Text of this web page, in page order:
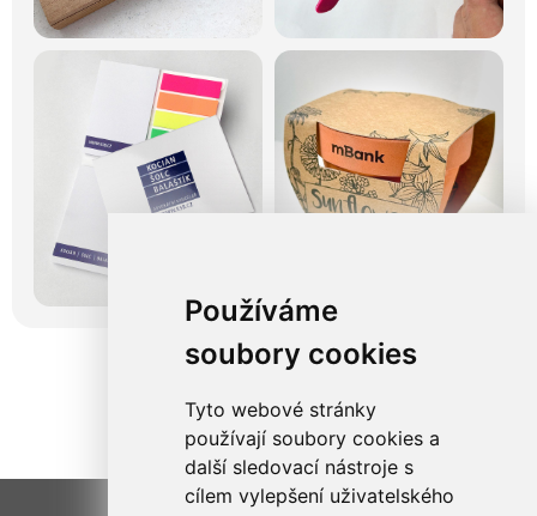
Používáme
soubory cookies
Tyto webové stránky
používají soubory cookies a
další sledovací nástroje s
cílem vylepšení uživatelského